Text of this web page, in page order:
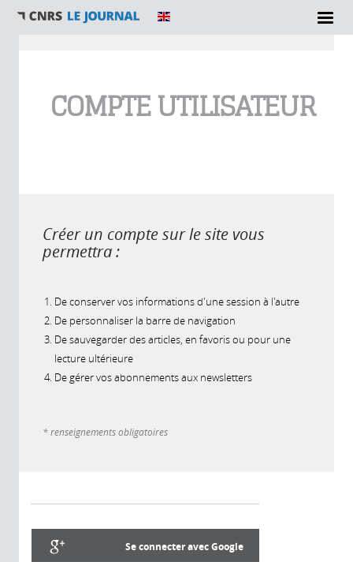
COMPTE UTILISATEUR
Créer un compte sur le site vous
permettra :
De conserver vos informations d'une session à l'autre
De personnaliser la barre de navigation
De sauvegarder des articles, en favoris ou pour une
lecture ultérieure
De gérer vos abonnements aux newsletters
* renseignements obligatoires
Se connecter avec Google